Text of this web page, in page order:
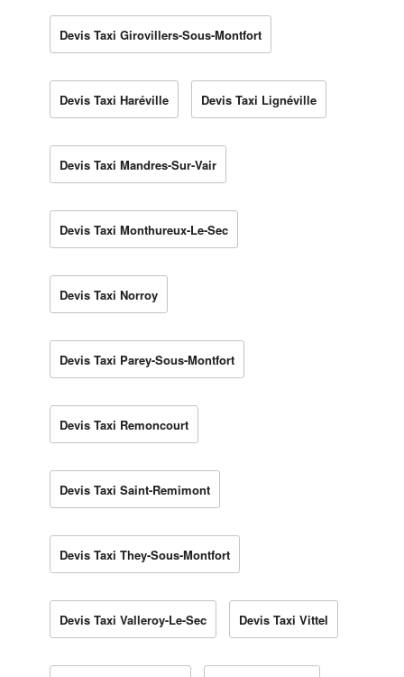
Devis Taxi Girovillers-Sous-Montfort
Devis Taxi Haréville Devis Taxi Lignéville
Devis Taxi Mandres-Sur-Vair
Devis Taxi Monthureux-Le-Sec
Devis Taxi Norroy
Devis Taxi Parey-Sous-Montfort
Devis Taxi Remoncourt
Devis Taxi Saint-Remimont
Devis Taxi They-Sous-Montfort
Devis Taxi Valleroy-Le-Sec Devis Taxi Vittel